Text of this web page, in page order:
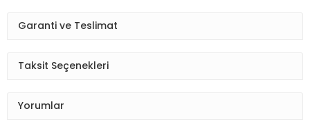
Garanti ve Teslimat
Taksit Seçenekleri
Yorumlar